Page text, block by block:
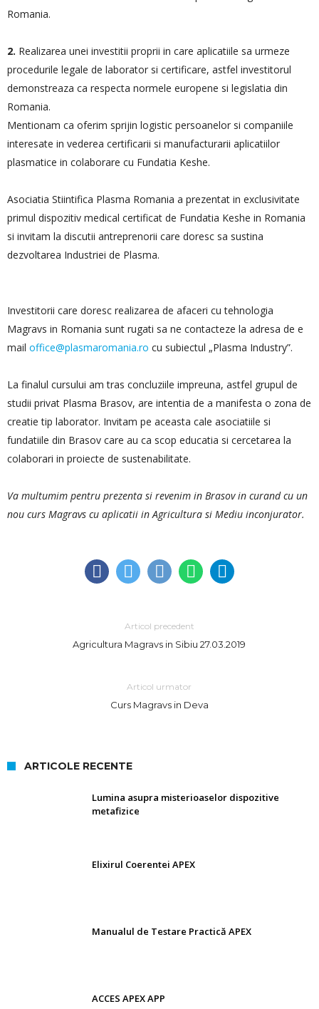
Romania.
2. Realizarea unei investitii proprii in care aplicatiile sa urmeze
procedurile legale de laborator si certificare, astfel investitorul
demonstreaza ca respecta normele europene si legislatia din
Romania.
Mentionam ca oferim sprijin logistic persoanelor si companiile
interesate in vederea certificarii si manufacturarii aplicatiilor
plasmatice in colaborare cu Fundatia Keshe.
Asociatia Stiintifica Plasma Romania a prezentat in exclusivitate
primul dispozitiv medical certificat de Fundatia Keshe in Romania
si invitam la discutii antreprenorii care doresc sa sustina
dezvoltarea Industriei de Plasma.
Investitorii care doresc realizarea de afaceri cu tehnologia
Magravs in Romania sunt rugati sa ne contacteze la adresa de e
mail office@plasmaromania.ro cu subiectul „Plasma Industry”.
La finalul cursului am tras concluziile impreuna, astfel grupul de
studii privat Plasma Brasov, are intentia de a manifesta o zona de
creatie tip laborator. Invitam pe aceasta cale asociatiile si
fundatiile din Brasov care au ca scop educatia si cercetarea la
colaborari in proiecte de sustenabilitate.
Va multumim pentru prezenta si revenim in Brasov in curand cu un
nou curs Magravs cu aplicatii in Agricultura si Mediu inconjurator.
Articol precedent
Agricultura Magravs in Sibiu 27.03.2019
Articol urmator
Curs Magravs in Deva
ARTICOLE RECENTE
Lumina asupra misterioaselor dispozitive
metafizice
Elixirul Coerentei APEX
Manualul de Testare Practică APEX
ACCES APEX APP